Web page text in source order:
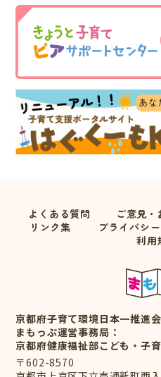
よくある質問 ご意見・
リンク集
プライバシ
利用
京都府子育て環境日本一推進
まもっぷ運営事務局：
京都府健康福祉部こども・子
〒602-8570